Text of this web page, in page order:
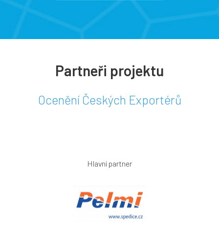
Partneři projektu
Ocenění Českých Exportérů
Hlavní partner